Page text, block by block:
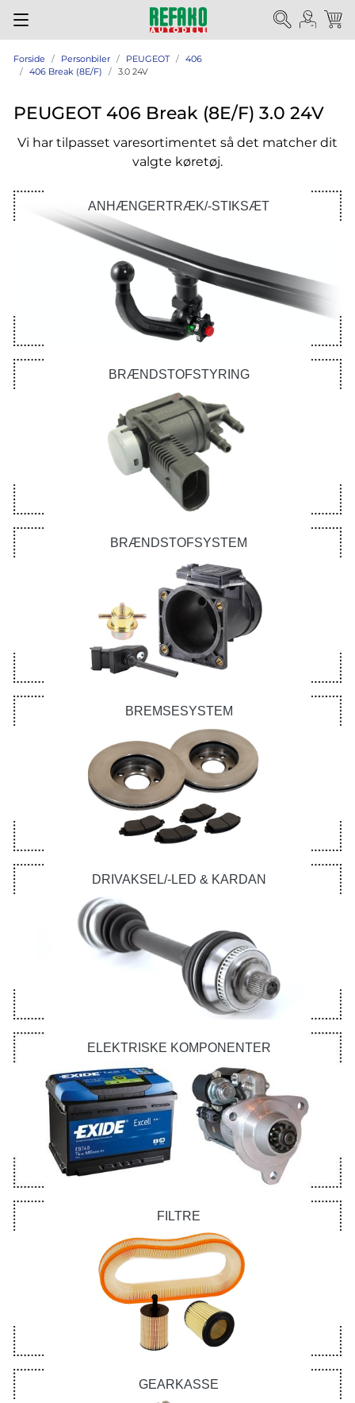
Forside Personbiler PEUGEOT
406
406 Break (8E/F)
3.0 24V
PEUGEOT 406 Break (8E/F) 3.0 24V
Vi har tilpasset varesortimentet så det matcher dit
valgte køretøj.
ANHÆNGERTRÆK/-STIKSÆT
BRÆNDSTOFSTYRING
BRÆNDSTOFSYSTEM
BREMSESYSTEM
DRIVAKSEL/-LED & KARDAN
ELEKTRISKE KOMPONENTER
FILTRE
GEARKASSE